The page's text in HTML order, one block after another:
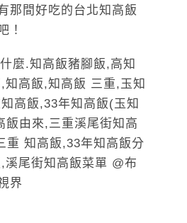
那間好吃的台北知高飯
！